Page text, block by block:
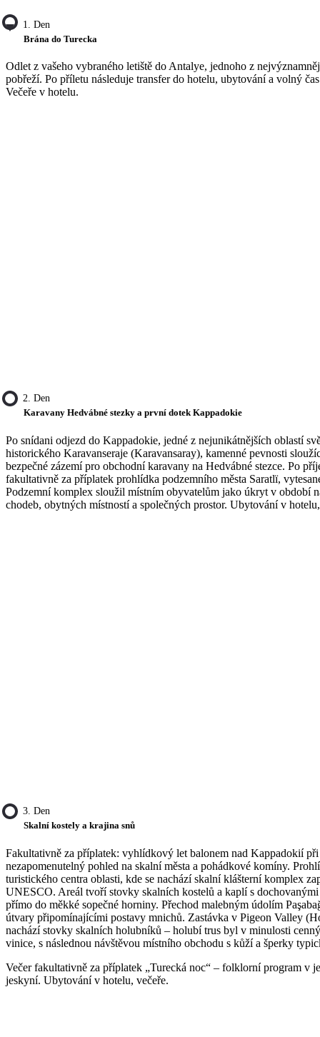
1. Den
Brána do Turecka
Odlet z vašeho vybraného letiště do Antalye, jednoho z
pobřeží. Po příletu následuje transfer do hotelu, ubytování a volný
Večeře v hotelu.
2. Den
Karavany Hedvábné stezky a první dotek Kappadokie
Po snídani odjezd do Kappadokie, jedné z nejunikátnějších oblastí
historického Karavanseraje (Karavansaray), kamenné pevnosti
bezpečné zázemí pro obchodní karavany na Hedvábné stezce. Po
fakultativně za příplatek prohlídka podzemního města Saratlï,
Podzemní komplex sloužil místním obyvatelům jako úkryt v období
chodeb, obytných místností a společných prostor. Ubytování v
3. Den
Skalní kostely a krajina snů
Fakultativně za příplatek: vyhlídkový let balonem nad Kappadokií
nezapomenutelný pohled na skalní města a pohádkové komíny.
turistického centra oblasti, kde se nachází skalní klášterní komplex
UNESCO. Areál tvoří stovky skalních kostelů a kaplí s
přímo do měkké sopečné horniny. Přechod malebným údolím
útvary připomínajícími postavy mnichů. Zastávka v Pigeon Valley
nachází stovky skalních holubníků – holubí trus byl v minulosti
vinice, s následnou návštěvou místního obchodu s kůží a šperky
Večer fakultativně za příplatek „Turecká noc“ – folklorní program v
jeskyní. Ubytování v hotelu, večeře.